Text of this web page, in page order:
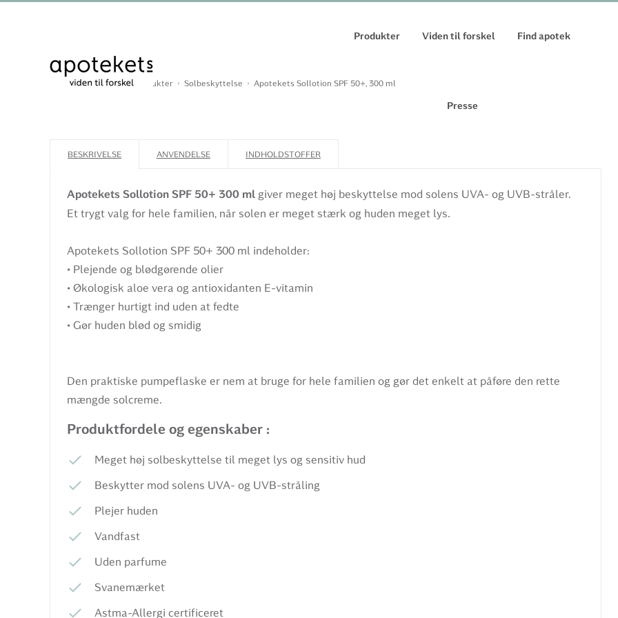
Produkter Viden til forskel Find apotek
Presse
Du er her: Forside Produkter Solbeskyttelse Apotekets Sollotion SPF 50+, 300 ml
BESKRIVELSE ANVENDELSE INDHOLDSTOFFER
Apotekets Sollotion SPF 50+ 300 ml giver meget høj beskyttelse mod solens UVA- og UVB-stråler.
Et trygt valg for hele familien, når solen er meget stærk og huden meget lys.
Apotekets Sollotion SPF 50+ 300 ml indeholder:
• Plejende og blødgørende olier
• Økologisk aloe vera og antioxidanten E-vitamin
• Trænger hurtigt ind uden at fedte
• Gør huden blød og smidig
Den praktiske pumpeflaske er nem at bruge for hele familien og gør det enkelt at påføre den rette
mængde solcreme.
Produktfordele og egenskaber :
Meget høj solbeskyttelse til meget lys og sensitiv hud
Beskytter mod solens UVA- og UVB-stråling
Plejer huden
Vandfast
Uden parfume
Svanemærket
Astma-Allergi certificeret